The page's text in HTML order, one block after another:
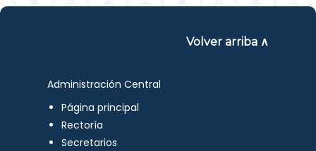
Volver arriba ∧
Administración Central
Página principal
Rectoría
Secretarios